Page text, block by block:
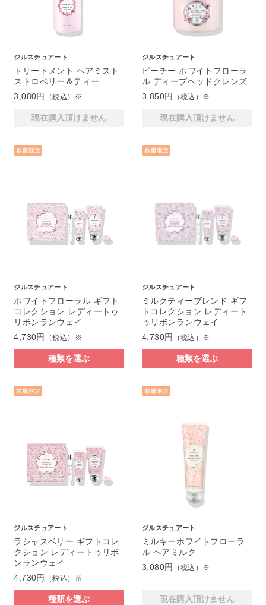
ジルスチュアート
トリートメント ヘアミスト
ストロベリー＆ティー
3,080円
（税込）※
現在購入頂けません
ジルスチュアート
ピーチー ホワイトフローラ
ル ディープヘッドクレンズ
3,850円
（税込）※
現在購入頂けません
ジルスチュアート
ホワイトフローラル ギフト
コレクション レディートゥ
リボンランウェイ
4,730円
（税込）※
種類を選ぶ
ジルスチュアート
ミルクティーブレンド ギフ
トコレクション レディート
ゥリボンランウェイ
4,730円
（税込）※
種類を選ぶ
ジルスチュアート
ラシャスベリー ギフトコレ
クション レディートゥリボ
ンランウェイ
4,730円
（税込）※
種類を選ぶ
ジルスチュアート
ミルキーホワイトフローラ
ル ヘアミルク
3,080円
（税込）※
現在購入頂けません